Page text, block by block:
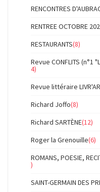
RENCONTRES
RENTREE OCTOBRE
RESTAURANTS(8)
Revue CONFLITS
4)
Revue littéraire
Richard Joffo(8)
Richard SARTÈNE(12)
Roger la Grenouille(6)
ROMANS, POESIE,
)
SAINT-GERMAIN DES